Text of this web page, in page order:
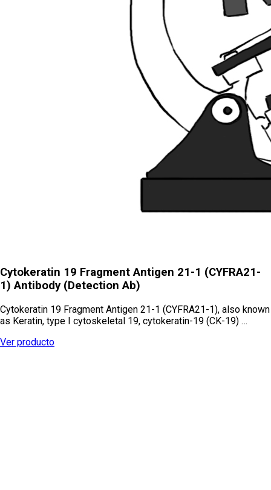
Cytokeratin 19 Fragment Antigen 21-1 (CYFRA21-
1) Antibody (Detection Ab)
Cytokeratin 19 Fragment Antigen 21-1 (CYFRA21-1), also known
as Keratin, type I cytoskeletal 19, cytokeratin-19 (CK-19) …
Ver producto